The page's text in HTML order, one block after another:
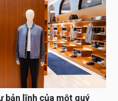
bản lĩnh của một quý